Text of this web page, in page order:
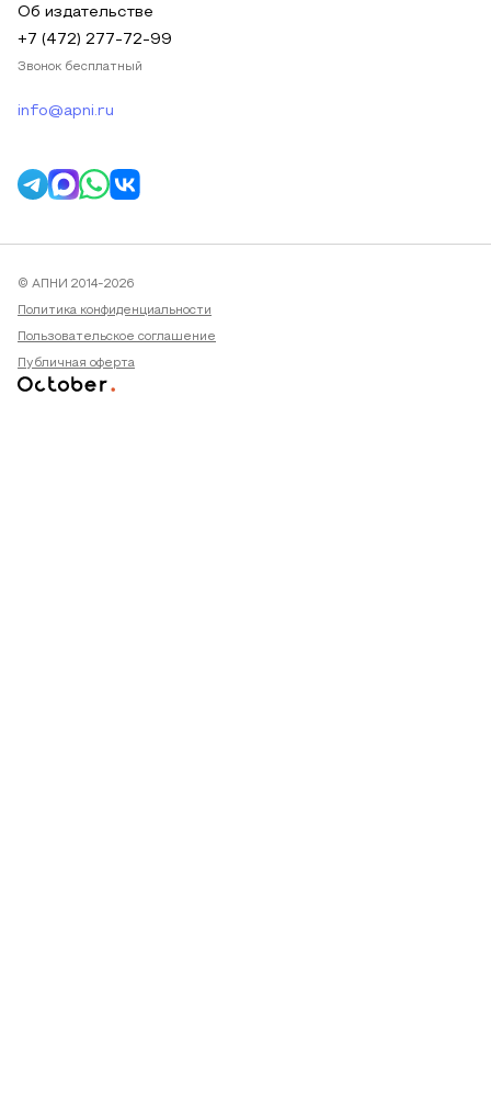
Об издательстве
+7 (472) 277-72-99
Звонок бесплатный
info@apni.ru
© АПНИ 2014-2026
Политика конфиденциальности
Пользовательское соглашение
Публичная оферта